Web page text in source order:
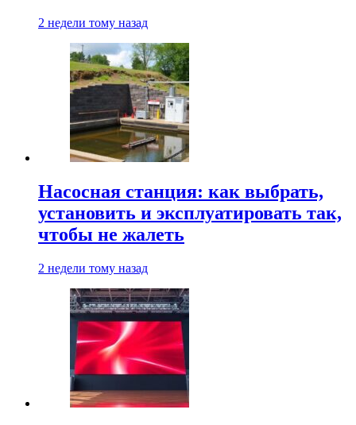
2 недели тому назад
Насосная станция: как выбрать,
установить и эксплуатировать так,
чтобы не жалеть
2 недели тому назад